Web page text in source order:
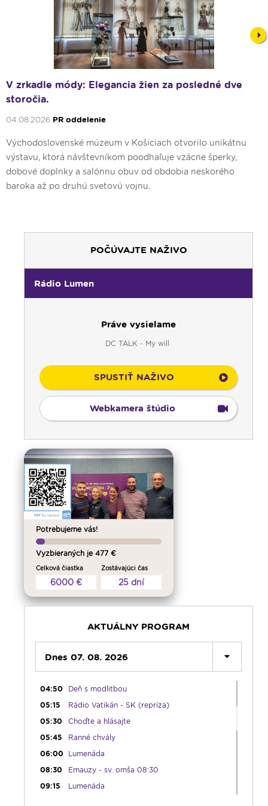
V zrkadle módy: Elegancia žien za posledné dve
storočia.
04.08.2026 PR oddelenie
Východoslovenské múzeum v Košiciach otvorilo unikátnu
výstavu, ktorá návštevníkom poodhaľuje vzácne šperky,
dobové doplnky a salónnu obuv od obdobia neskorého
baroka až po druhú svetovú vojnu.
POČÚVAJTE NAŽIVO
Rádio Lumen
Práve vysielame
DC TALK - My will
SPUSTIŤ NAŽIVO
Webkamera štúdio
Potrebujeme vás!
Vyzbieraných je 477 €
Celková čiastka
6000 €
Zostávajúci čas
25 dní
AKTUÁLNY PROGRAM
Dnes 07. 08. 2026
00:00 Predel do nového dňa
00:01
Vitaj doma, rodina! - repríza
01:00
Karmel - repríza
Sonda do života cirkvi; Spoločenský
komentár - reprízy
04:00
Bolestný ruženec
04:25
Čítanie na pokračovanie - repríza
04:50
Deň s modlitbou
05:15
Rádio Vatikán - SK (repríza)
05:30
Choďte a hlásajte
05:45
Ranné chvály
06:00
Lumenáda
08:30
Emauzy - sv. omša 08:30
09:15
Lumenáda